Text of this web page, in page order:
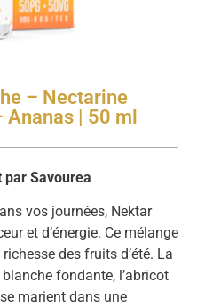
– Nectarine
| 50 ml
Savourea
vos journées, Nektar
et d’énergie. Ce mélange
des fruits d’été. La
fondante, l’abricot
marient dans une